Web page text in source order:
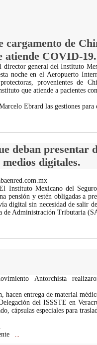
de
atiende COVID-19.
director general del Instituto
noche en el Aeropuerto
provenientes de
que atiende a pacientes
Ebrard las gestiones para
deban presentar
digitales.
Instituto Mexicano del
pensión y estén obligadas a
digital sin necesidad de salir
de Administración Tributaria
Antorchista
hacen entrega de material
del ISSSTE en
cápsulas especiales para